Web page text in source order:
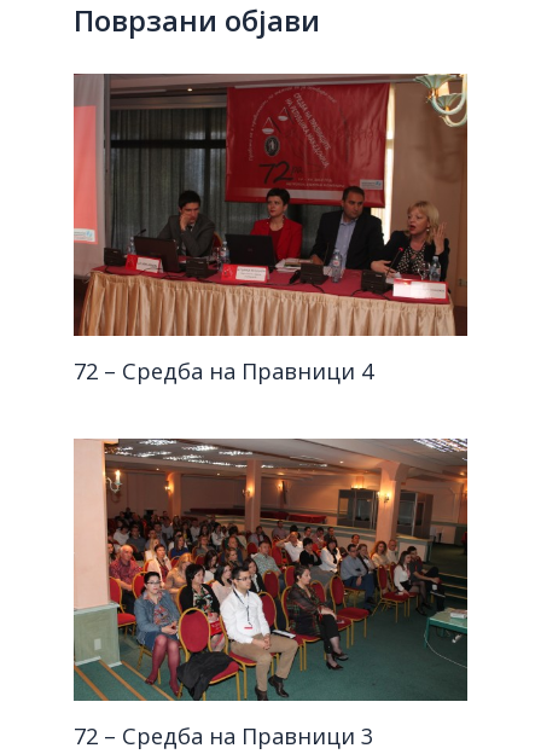
Поврзани објави
72 – Средба на Правници 4
72 – Средба на Правници 3